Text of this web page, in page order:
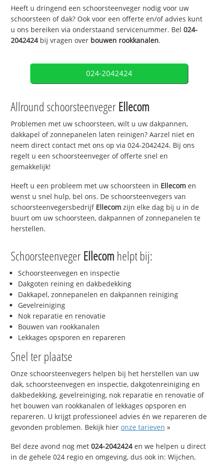
Heeft u dringend een schoorsteenveger nodig voor uw
schoorsteen of dak? Ook voor een offerte en/of advies kunt
u ons bereiken via onderstaand servicenummer. Bel024-
2042424bij vragen over bouwen rookkanalen.
024-2042424
Allround schoorsteenveger Ellecom
Problemen met uw schoorsteen, wilt u uw dakpannen,
dakkapel of zonnepanelen laten reinigen? Aarzel niet en
neem direct contact met ons op via 024-2042424. Bij ons
regelt u een schoorsteenveger of offerte snel en
gemakkelijk!
Heeft u een probleem met uw schoorsteen in Ellecom en
wenst u snel hulp, bel ons. De schoorsteenvegers van
schoorsteenvegersbedrijf Ellecom zijn elke dag bij u in de
buurt om uw schoorsteen, dakpannen of zonnepanelen te
herstellen.
Schoorsteenveger Ellecomhelpt bij:
Schoorsteenvegen en inspectie
Dakgoten reining en dakbedekking
Dakkapel, zonnepanelen en dakpannen reiniging
Gevelreiniging
Nok reparatie en renovatie
Bouwen van rookkanalen
Lekkages opsporen en repareren
Snel ter plaatse
Onze schoorsteenvegers helpen bij het herstellen van uw
dak, schoorsteenvegen en inspectie, dakgotenreiniging en
dakbedekking, gevelreiniging, nok reparatie en renovatie of
het bouwen van rookkanalen of lekkages opsporen en
repareren. U krijgt professioneel advies én we repareren de
gevonden problemen. Bekijk hieronze tarieven »
Bel deze avond nog met024-2042424en we helpen u direct
in de gehele 024 regio en omgeving, dus ook in: Wijchen,